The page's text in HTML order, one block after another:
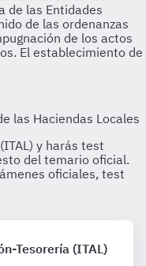
Tesorería (ITAL)